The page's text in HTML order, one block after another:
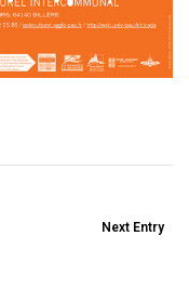
Next Entry